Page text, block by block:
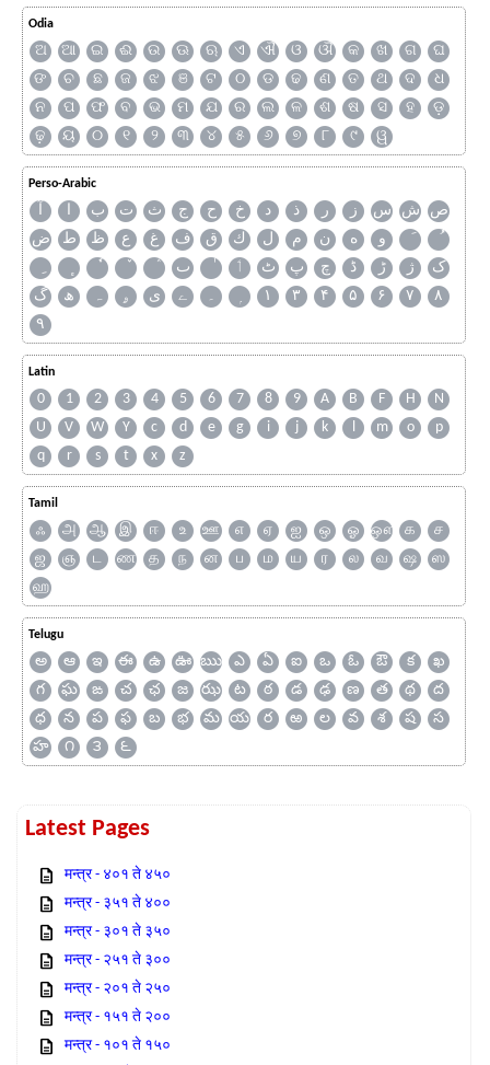
Odia
ଅ ଆ ଇ ଈ ଉ ଊ ଋ ଏ ଐ ଓ ଔ କ ଖ ଗ
ଘ
ଙ
ଚ ଛ ଜ ଝ ଞ ଟ ଠ ଡ ଢ ଣ ତ ଥ ଦ
ଧ
ନ
ପ ଫ ବ ଭ ମ ଯ ର ଲ ଳ ଶ ଷ ସ ହ
ଡ଼
ଢ଼
ୟ ୦ ୧ ୨ ୩ ୪ ୫ ୬ ୭ ୮ ୯ ୱ
Perso-Arabic
آ ا ب ت ث ج ح خ د ذ ر ز س ش ص
ض
ط ظ ع غ ف ق ك ل م ن ه
و
ٮ
ٲ ٹ پ چ ڈ ڑ ژ
ک
گ
ھ ہ ۄ ی ے ۔ ۱ ۳ ۴ ۵ ۶ ۷
۸
۹
Latin
0 1 2 3 4 5 6 7 8 9 A B F H
N
U
V W Y c d e g i j k l m o
p
q
r s t x z
Tamil
ஃ அ ஆ இ ஈ உ ஊ எ ஏ ஐ ஒ ஓ ஔ க
ச
ஜ
ஞ ட ண த ந ன ப ம ய ர ல வ ஷ
ஸ
ஹ
Telugu
అ ఆ ఇ ఈ ఉ ఊ ఋ ఎ ఏ ఐ ఒ ఓ ఔ క
ఖ
గ
ఘ ఙ చ ఛ జ ఝ ట ఠ డ ఢ ణ త థ
ద
ధ
న ప ఫ బ భ మ య ర ఱ ల వ శ ష
స
హ
౧ ౩ ౬
Latest Pages
मन्त्र - ४०१ ते ४५०
मन्त्र - ३५१ ते ४००
मन्त्र - ३०१ ते ३५०
मन्त्र - २५१ ते ३००
मन्त्र - २०१ ते २५०
मन्त्र - १५१ ते २००
मन्त्र - १०१ ते १५०